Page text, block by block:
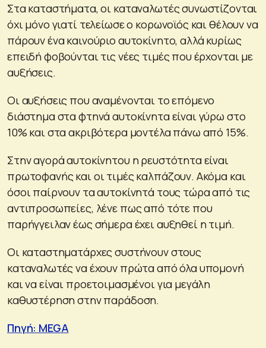
Στα καταστήματα, οι καταναλωτές συνωστίζονται
όχι μόνο γιατί τελείωσε ο κορωνοϊός και θέλουν να
πάρουν ένα καινούριο αυτοκίνητο, αλλά κυρίως
επειδή φοβούνται τις νέες τιμές που έρχονται με
αυξήσεις.
Οι αυξήσεις που αναμένονται το επόμενο
διάστημα στα φτηνά αυτοκίνητα είναι γύρω στο
10% και στα ακριβότερα μοντέλα πάνω από 15%.
Στην αγορά αυτοκίνητου η ρευστότητα είναι
πρωτοφανής και οι τιμές καλπάζουν. Ακόμα και
όσοι παίρνουν τα αυτοκίνητά τους τώρα από τις
αντιπροσωπείες, λένε πως από τότε που
παρήγγειλαν έως σήμερα έχει αυξηθεί η τιμή.
Οι καταστηματάρχες συστήνουν στους
καταναλωτές να έχουν πρώτα από όλα υπομονή
και να είναι προετοιμασμένοι για μεγάλη
καθυστέρηση στην παράδοση.
Πηγή: MEGA